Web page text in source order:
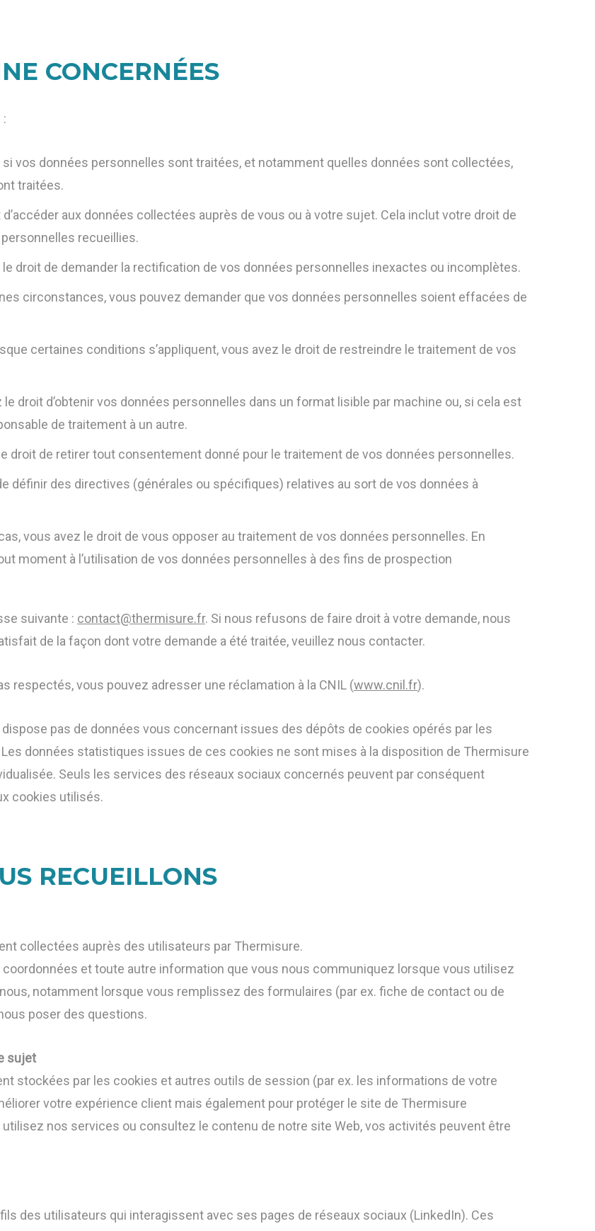
CONCERNÉES
vos données personnelles sont traitées, et notamment quelles données sont collectées,
traitées.
aux données collectées auprès de vous ou à votre sujet. Cela inclut votre droit de
recueillies.
le droit de demander la rectification de vos données personnelles inexactes ou incomplètes.
circonstances, vous pouvez demander que vos données personnelles soient effacées de
certaines conditions s’appliquent, vous avez le droit de restreindre le traitement de vos
le droit d’obtenir vos données personnelles dans un format lisible par machine ou, si cela est
de traitement à un autre.
droit de retirer tout consentement donné pour le traitement de vos données personnelles.
définir des directives (générales ou spécifiques) relatives au sort de vos données à
vous avez le droit de vous opposer au traitement de vos données personnelles. En
moment à l’utilisation de vos données personnelles à des fins de prospection
suivante : contact@thermisure.fr. Si nous refusons de faire droit à votre demande, nous
de la façon dont votre demande a été traitée, veuillez nous contacter.
respectés, vous pouvez adresser une réclamation à la CNIL (www.cnil.fr).
pas de données vous concernant issues des dépôts de cookies opérés par les
données statistiques issues de ces cookies ne sont mises à la disposition de Thermisure
Seuls les services des réseaux sociaux concernés peuvent par conséquent
cookies utilisés.
RECUEILLONS
collectées auprès des utilisateurs par Thermisure.
coordonnées et toute autre information que vous nous communiquez lorsque vous utilisez
notamment lorsque vous remplissez des formulaires (par ex. fiche de contact ou de
poser des questions.
sujet
stockées par les cookies et autres outils de session (par ex. les informations de votre
votre expérience client mais également pour protéger le site de Thermisure
nos services ou consultez le contenu de notre site Web, vos activités peuvent être
des utilisateurs qui interagissent avec ses pages de réseaux sociaux (LinkedIn). Ces